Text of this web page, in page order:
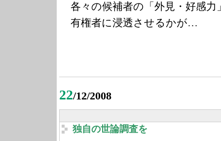
各々の候補者の「外見・好感
有権者に浸透させるかが…
22/12/2008
独自の世論調査を